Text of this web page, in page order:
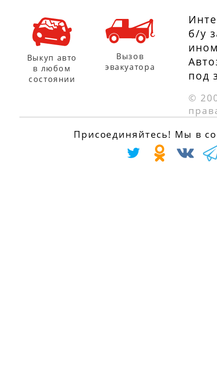
б/у
под
©
Выкуп авто
в любом
состоянии
Вызов
эвакуатора
Присоединяйтесь! Мы в